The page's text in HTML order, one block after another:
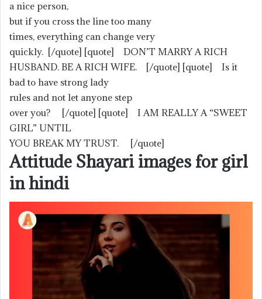
a nice person,
but if you cross the line too many
times, everything can change very
quickly. [/quote] [quote] DON’T MARRY A RICH
HUSBAND. BE A RICH WIFE. [/quote] [quote] Is it
bad to have strong lady
rules and not let anyone step
over you? [/quote] [quote] I AM REALLY A “SWEET
GIRL” UNTIL
YOU BREAK MY TRUST. [/quote]
Attitude Shayari images for girl
in hindi